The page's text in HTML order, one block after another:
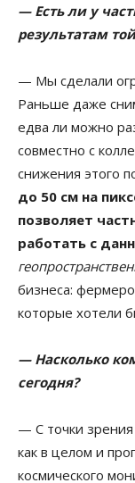
— Есть ли у
результатам
— Мы сделали
Раньше даже
едва ли можно
совместно с
снижения этого
до 50 см на
позволяет
работать с
бизнеса:
которые хотели
— Насколько
сегодня?
— С точки зрения
как в целом и
космического